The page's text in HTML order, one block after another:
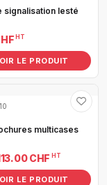
signalisation lesté
HT
LE PRODUIT
multicases
CHF HT
LE PRODUIT